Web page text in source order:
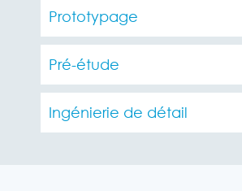
Prototypage
Pré-étude
Ingénierie de détail